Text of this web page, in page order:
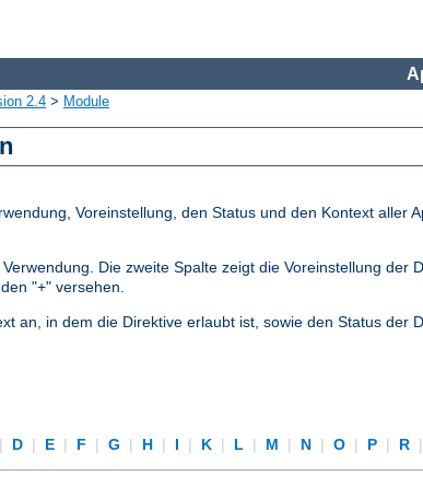
2.4 > Module
Voreinstellung, den Status und den Kontext
Die zweite Spalte zeigt die Voreinstellung
"+" versehen.
an, in dem die Direktive erlaubt ist, sowie den Status der
| D | E | F | G | H | I | K | L | M | N | O | P | R |